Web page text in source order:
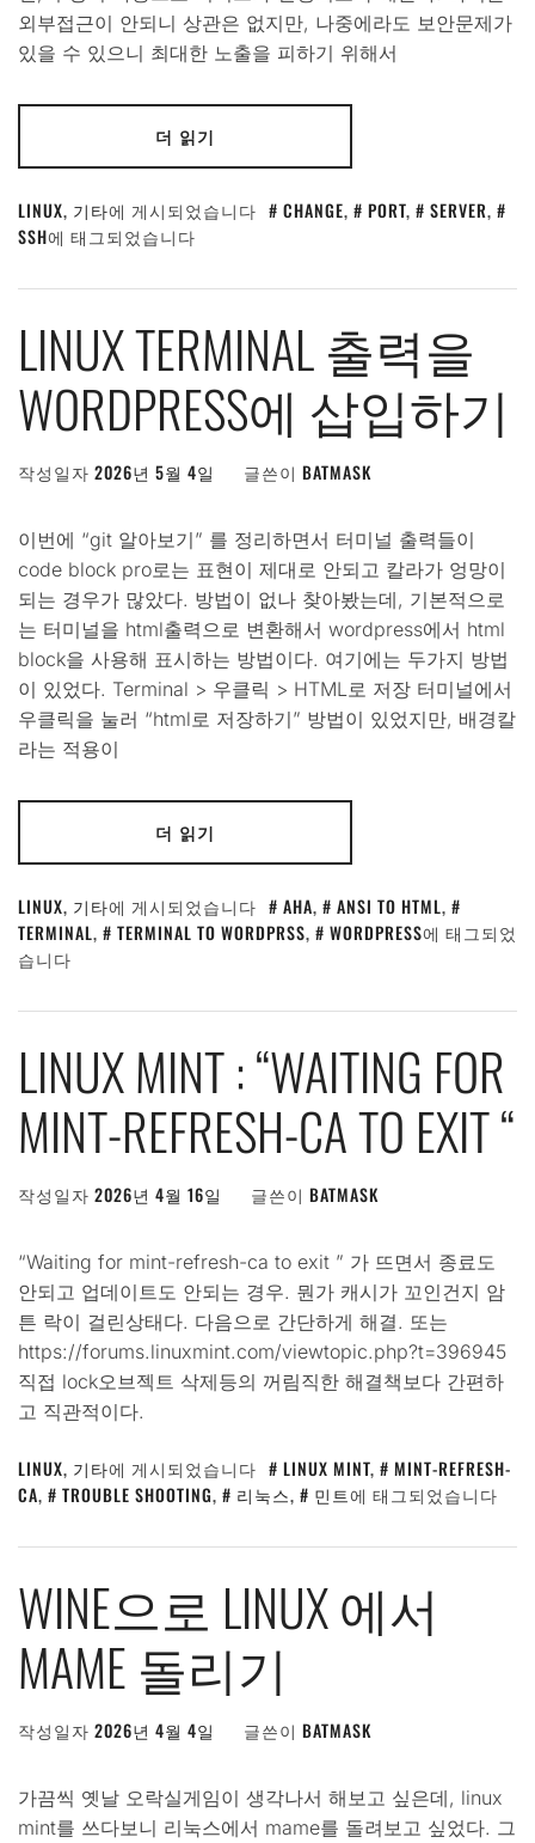
외부접근이 안되니 상관은 없지만, 나중에라도 보안문제가
있을 수 있으니 최대한 노출을 피하기 위해서
더 읽기
LINUX, 기타에 게시되었습니다 CHANGE, PORT, SERVER,
SSH에 태그되었습니다
LINUX TERMINAL 출력을
WORDPRESS에 삽입하기
작성일자 2026년 5월 4일 글쓴이 BATMASK
이번에 “git 알아보기” 를 정리하면서 터미널 출력들이
code block pro로는 표현이 제대로 안되고 칼라가 엉망이
되는 경우가 많았다. 방법이 없나 찾아봤는데, 기본적으로
는 터미널을 html출력으로 변환해서 wordpress에서 html
block을 사용해 표시하는 방법이다. 여기에는 두가지 방법
이 있었다. Terminal > 우클릭 > HTML로 저장 터미널에서
우클릭을 눌러 “html로 저장하기” 방법이 있었지만, 배경칼
라는 적용이
더 읽기
LINUX, 기타에 게시되었습니다 AHA, ANSI TO HTML,
TERMINAL, TERMINAL TO WORDPRSS, WORDPRESS에 태그되었
습니다
LINUX MINT : “WAITING FOR
MINT-REFRESH-CA TO EXIT “
작성일자 2026년 4월 16일 글쓴이 BATMASK
“Waiting for mint-refresh-ca to exit ” 가 뜨면서 종료도
안되고 업데이트도 안되는 경우. 뭔가 캐시가 꼬인건지 암
튼 락이 걸린상태다. 다음으로 간단하게 해결. 또는
https://forums.linuxmint.com/viewtopic.php?t=396945
직접 lock오브젝트 삭제등의 꺼림직한 해결책보다 간편하
고 직관적이다.
LINUX, 기타에 게시되었습니다 LINUX MINT,
MINT-REFRESH-
CA, TROUBLE SHOOTING, 리눅스, 민트에 태그되었습니다
WINE으로 LINUX 에서
MAME 돌리기
작성일자 2026년 4월 4일 글쓴이 BATMASK
가끔씩 옛날 오락실게임이 생각나서 해보고 싶은데, linux
mint를 쓰다보니 리눅스에서 mame를 돌려보고 싶었다. 그